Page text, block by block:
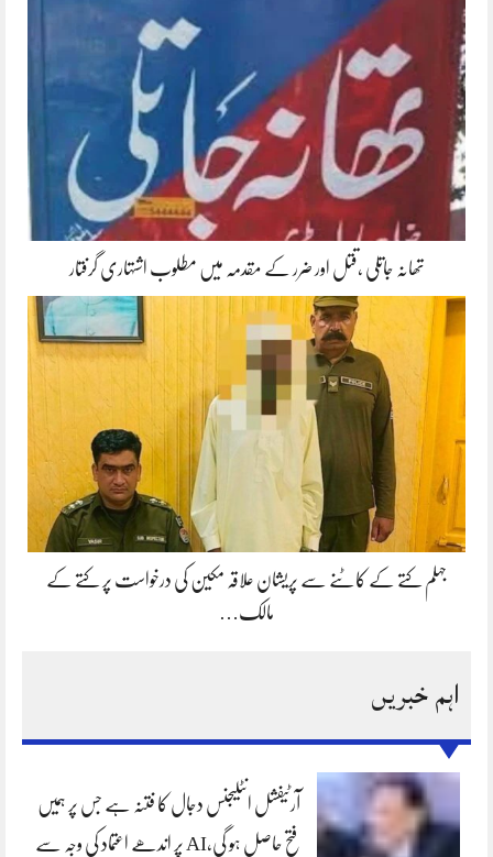
تھانہ جاتلی ،قتل اور ضرر کے مقدمہ میں مطلوب اشتہاری گرفتار
جہلم کتے کے کاٹنے سے پریشان علاقہ مکین کی درخواست پر کتے کے
مالک…
اہم خبریں
آرٹیفشل انٹلیجنس دجال کا فتنہ ہے جس پر ہمیں
فتح حاصل ہو گی،AI پر اندھے اعتماد کی وجہ سے